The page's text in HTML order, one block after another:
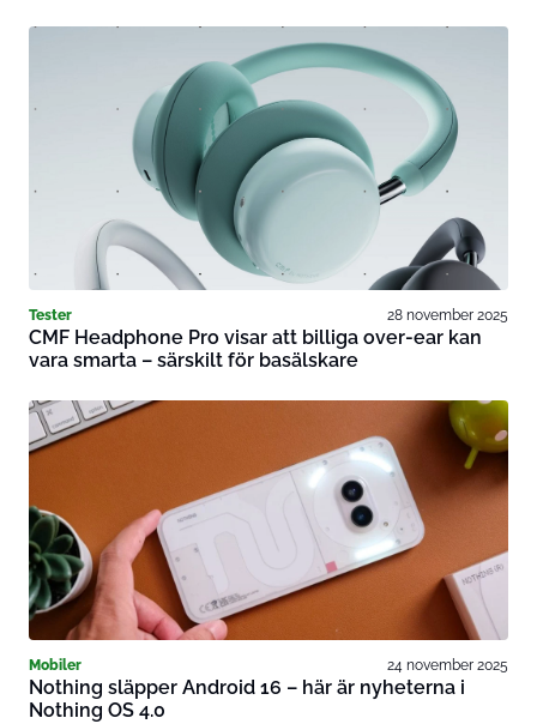
Tester 28 november 2025
CMF Headphone Pro visar att billiga over-ear kan
vara smarta – särskilt för basälskare
Mobiler 24 november 2025
Nothing släpper Android 16 – här är nyheterna i
Nothing OS 4.0